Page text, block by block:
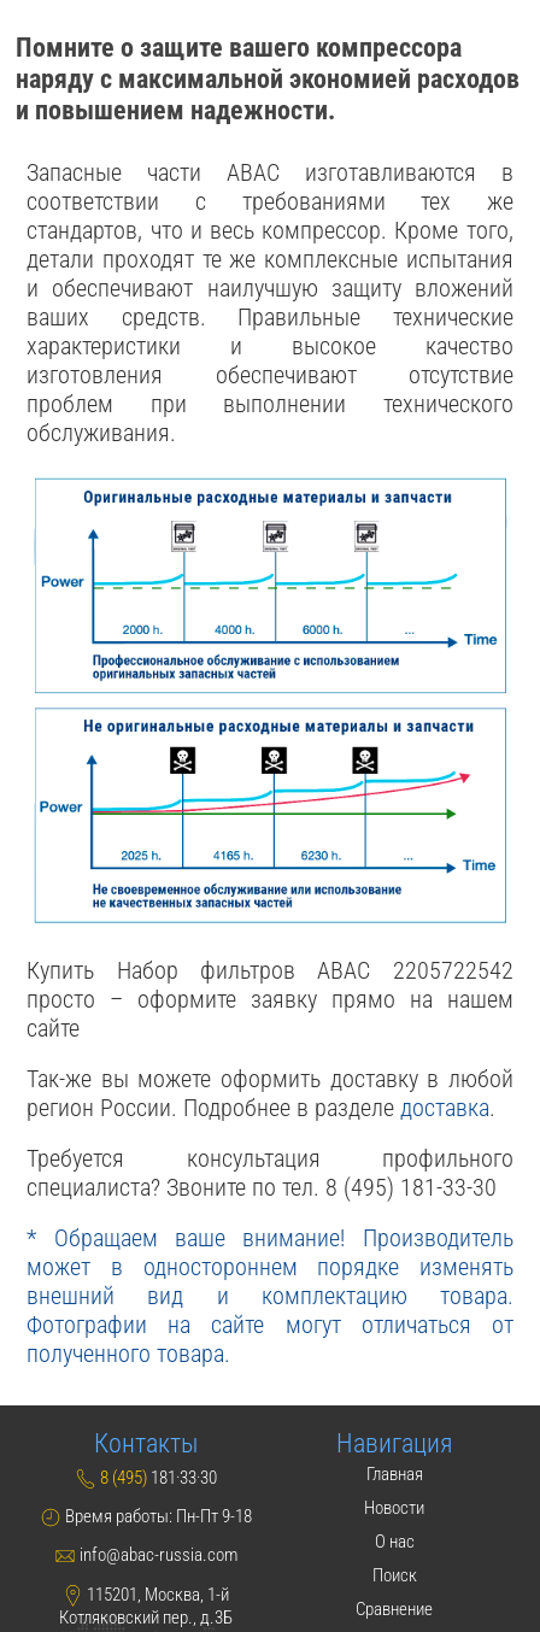
Помните о защите вашего компрессора
наряду с максимальной экономией расходов
и повышением надежности.
Запасные части ABAC изготавливаются в
соответствии с требованиями тех же
стандартов, что и весь компрессор. Кроме того,
детали проходят те же комплексные испытания
и обеспечивают наилучшую защиту вложений
ваших средств. Правильные технические
характеристики и высокое качество
изготовления обеспечивают отсутствие
проблем при выполнении технического
обслуживания.
Купить Набор фильтров ABAC 2205722542
просто – оформите заявку прямо на нашем
сайте
Так-же вы можете оформить доставку в любой
регион России. Подробнее в разделедоставка.
Требуется консультация профильного
специалиста? Звоните по тел. 8 (495) 181-33-30
* Обращаем ваше внимание! Производитель
может в одностороннем порядке изменять
внешний вид и комплектацию товара.
Фотографии на сайте могут отличаться от
полученного товара.
Контакты
8 (495) 181·33·30
Время работы: Пн-Пт 9-18
info@abac-russia.com
115201, Москва, 1-й
Котляковский пер., д.3Б
Навигация
Главная
Новости
О нас
Поиск
Сравнение